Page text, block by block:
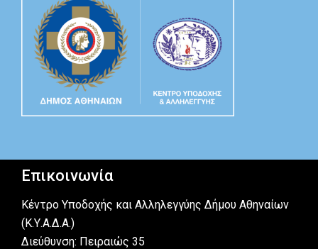
Επικοινωνία
Κέντρο Υποδοχής και Αλληλεγγύης Δήμου Αθηναίων
(Κ.Υ.Α.Δ.Α.)
Διεύθυνση: Πειραιώς 35